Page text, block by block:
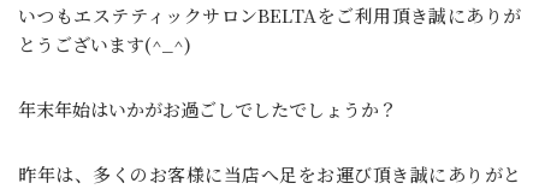
いつもエステティックサロンBELTAをご利用頂き誠にありが
とうございます(^_^)
年末年始はいかがお過ごしでしたでしょうか？
昨年は、多くのお客様に当店へ足をお運び頂き誠にありがと